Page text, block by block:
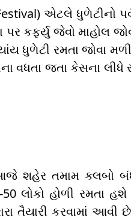
એટલે ધુળેટીનો
કર્ફ્યુ જેવો માહોલ
ધુળેટી રમતા જોવા
વધતા જતા કેસના લીધે
આજે શહેર તમામ ક્લબો
લોકો હોળી રમતા
તૈયારી કરવામાં